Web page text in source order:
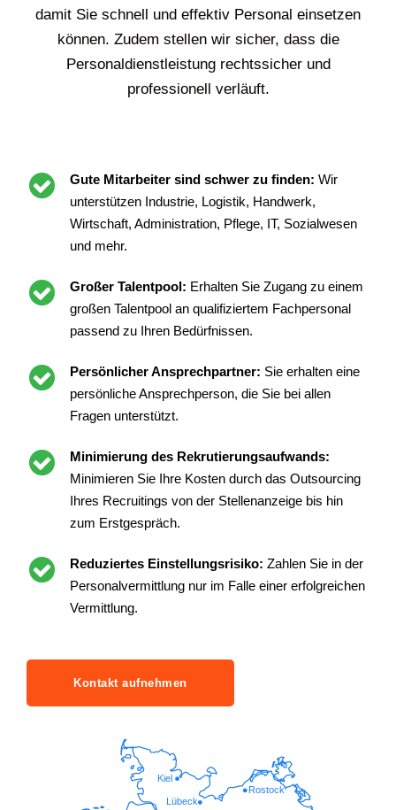
damit Sie schnell und effektiv Personal einsetzen
können. Zudem stellen wir sicher, dass die
Personaldienstleistung rechtssicher und
professionell verläuft.
Gute Mitarbeiter sind schwer zu finden: Wir
unterstützen Industrie, Logistik, Handwerk,
Wirtschaft, Administration, Pflege, IT, Sozialwesen
und mehr.
Großer Talentpool: Erhalten Sie Zugang zu einem
großen Talentpool an qualifiziertem Fachpersonal
passend zu Ihren Bedürfnissen.
Persönlicher Ansprechpartner: Sie erhalten eine
persönliche Ansprechperson, die Sie bei allen
Fragen unterstützt.
Minimierung des Rekrutierungsaufwands:
Minimieren Sie Ihre Kosten durch das Outsourcing
Ihres Recruitings von der Stellenanzeige bis hin
zum Erstgespräch.
Reduziertes Einstellungsrisiko: Zahlen Sie in der
Personalvermittlung nur im Falle einer erfolgreichen
Vermittlung.
Kontakt aufnehmen
Lübeck
Rostock
Kiel